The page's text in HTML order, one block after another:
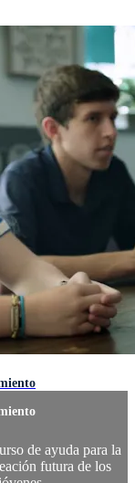
de ayuda para la
futura de los